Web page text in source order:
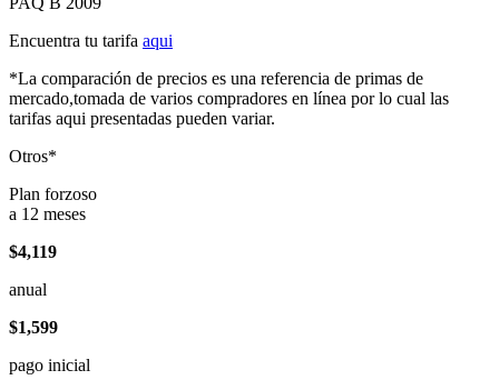
Encuentra tu tarifa aqui
*La comparación de precios es una referencia de primas de
mercado,tomada de varios compradores en línea por lo cual las
tarifas aqui presentadas pueden variar.
Otros*
Plan forzoso
a 12 meses
$4,119
anual
$1,599
pago inicial